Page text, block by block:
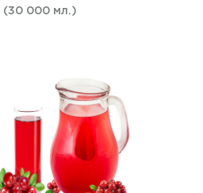
(30 000 мл.)